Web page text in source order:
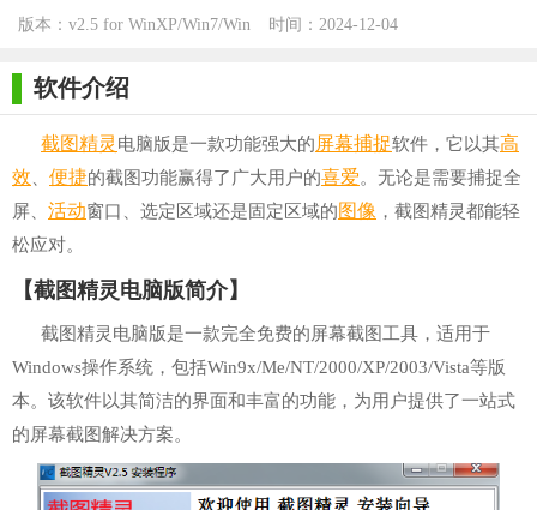
版本：v2.5 for WinXP/Win7/Win
时间：2024-12-04
软件介绍
截图精灵 电脑版是一款功能强大的屏幕捕捉软件，它以其高
效
便捷的截图功能赢得了广大用户的喜爱。无论是需要捕捉全
屏、 活动窗口、选定区域还是固定区域的图像 ，截图精灵都能轻
松应对。
【截图精灵电脑版简介】
截图精灵电脑版是一款完全免费的屏幕截图工具，适用于
Windows操作系统，包括Win9x/Me/NT/2000/XP/2003/Vista等版
本。该软件以其简洁的界面和丰富的功能，为用户提供了一站式
的屏幕截图解决方案。